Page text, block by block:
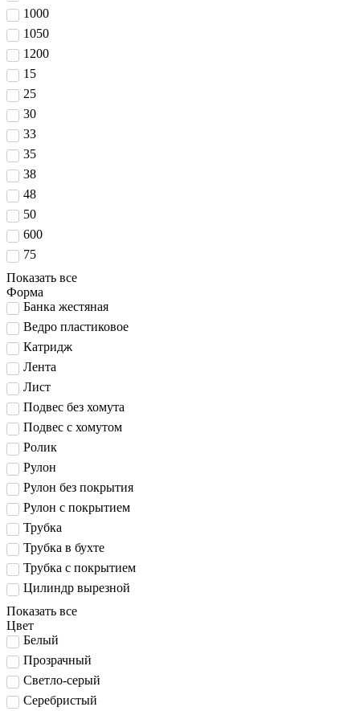
1000
1050
1200
15
25
30
33
35
38
48
50
600
75
Показать все
Форма
Банка жестяная
Ведро пластиковое
Катридж
Лента
Лист
Подвес без хомута
Подвес с хомутом
Ролик
Рулон
Рулон без покрытия
Рулон с покрытием
Трубка
Трубка в бухте
Трубка с покрытием
Цилиндр вырезной
Показать все
Цвет
Белый
Прозрачный
Светло-серый
Серебристый